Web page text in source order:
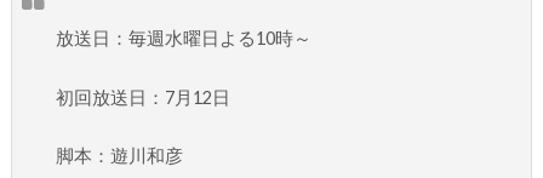
放送日：毎週水曜日よる10時～
初回放送日：7月12日
脚本：遊川和彦